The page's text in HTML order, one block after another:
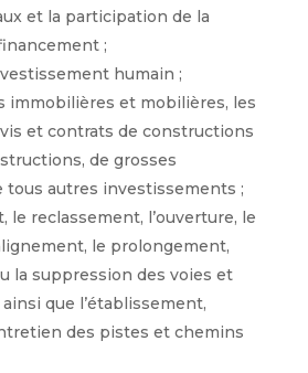
et la participation de la
;
humain ;
immobilières et mobilières, les
et contrats de constructions
de grosses
tous autres investissements ;
le reclassement, l’ouverture, le
le prolongement,
la suppression des voies et
que l’établissement,
des pistes et chemins